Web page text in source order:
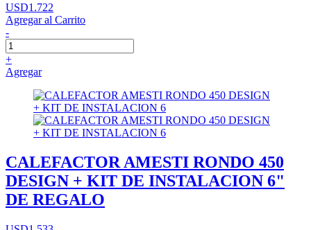
USD1.722
Agregar al Carrito
-
+
Agregar
CALEFACTOR AMESTI RONDO 450
DESIGN + KIT DE INSTALACION 6"
DE REGALO